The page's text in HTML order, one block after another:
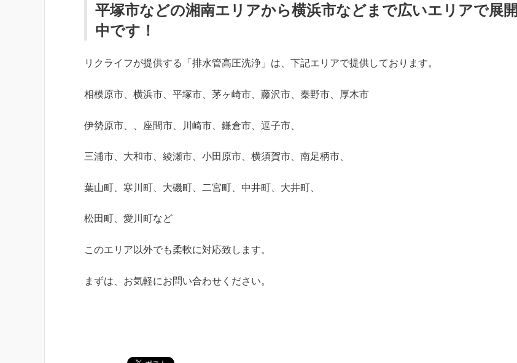
平塚市などの湘南エリアから横浜市などまで広いエリアで展開
中です！
リクライフが提供する「排水管高圧洗浄」は、下記エリアで提供しております。
相模原市、横浜市、平塚市、茅ヶ崎市、藤沢市、秦野市、厚木市
伊勢原市、、座間市、川崎市、鎌倉市、逗子市、
三浦市、大和市、綾瀬市、小田原市、横須賀市、南足柄市、
葉山町、寒川町、大磯町、二宮町、中井町、大井町、
松田町、愛川町など
このエリア以外でも柔軟に対応致します。
まずは、お気軽にお問い合わせください。